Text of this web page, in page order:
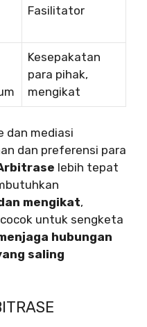
Fasilitator
Kesepakatan
para pihak,
mengikat
dan mediasi
dan preferensi para
lebih tepat
mengikat,
untuk sengketa
hubungan
saling